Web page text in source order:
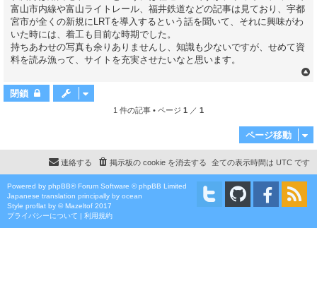
富山市内線や富山ライトレール、福井鉄道などの記事は見ており、宇都
宮市が全くの新規にLRTを導入するという話を聞いて、それに興味がわ
いた時には、着工も目前な時期でした。
持ちあわせの写真も余りありませんし、知識も少ないですが、せめて資
料を読み漁って、サイトを充実させたいなと思います。
閉鎖
1 件の記事 • ページ 1 ／ 1
ページ移動
全ての表示時間は UTC です
掲示板の cookie を消去する
連絡する
Powered by phpBB® Forum Software © phpBB Limited
Japanese translation principally by ocean
Style proflat by ©Mazeltof 2017
プライバシーについて | 利用規約